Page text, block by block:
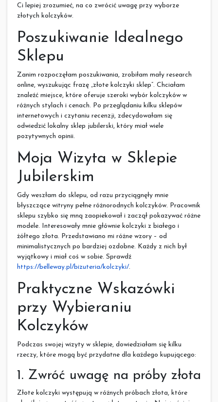
Ci lepiej zrozumieć, na co zwrócić uwagę przy wyborze
złotych kolczyków.
Poszukiwanie Idealnego
Sklepu
Zanim rozpoczęłam poszukiwania, zrobiłam mały research
online, wyszukując frazę „złote kolczyki sklep”. Chciałam
znaleźć miejsce, które oferuje szeroki wybór kolczyków w
różnych stylach i cenach. Po przeglądaniu kilku sklepów
internetowych i czytaniu recenzji, zdecydowałam się
odwiedzić lokalny sklep jubilerski, który miał wiele
pozytywnych opinii.
Moja Wizyta w Sklepie
Jubilerskim
Gdy weszłam do sklepu, od razu przyciągnęły mnie
błyszczące witryny pełne różnorodnych kolczyków. Pracownik
sklepu szybko się mną zaopiekował i zaczął pokazywać różne
modele. Interesowały mnie głównie kolczyki z białego i
żółtego złota. Przedstawiano mi różne wzory – od
minimalistycznych po bardziej ozdobne. Każdy z nich był
wyjątkowy i miał coś w sobie. Sprawdź
https://belleway.pl/bizuteria/kolczyki/.
Praktyczne Wskazówki
przy Wybieraniu
Kolczyków
Podczas swojej wizyty w sklepie, dowiedziałam się kilku
rzeczy, które mogą być przydatne dla każdego kupującego:
1. Zwróć uwagę na próby złota
Złote kolczyki występują w różnych próbach złota, które